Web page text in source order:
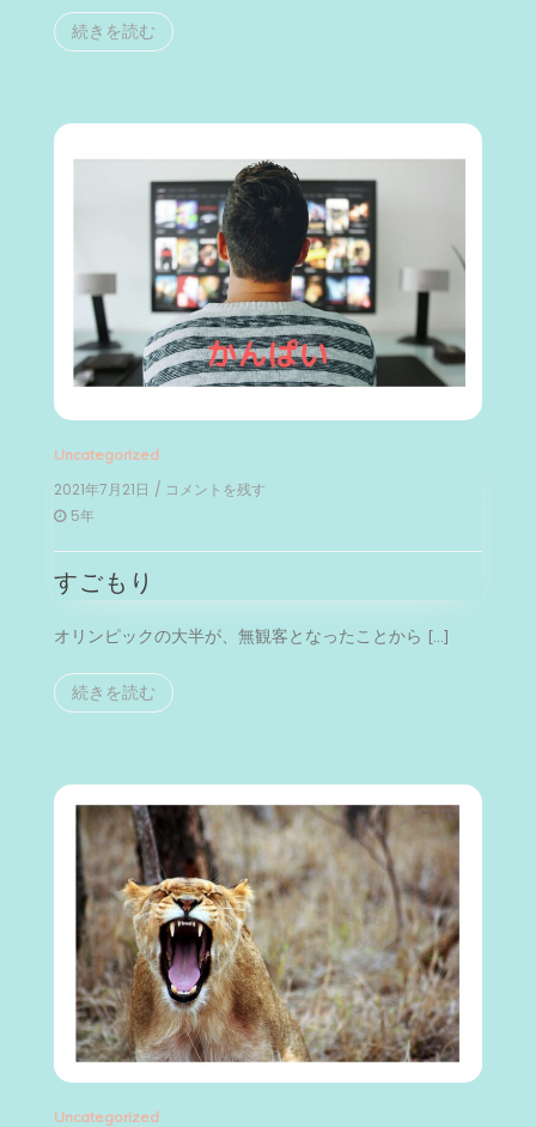
続きを読む
Uncategorized
2021年7月21日 / コメントを残す
も
5年
すごもり
オリンピックの大半が、無観客となったことから […]
続きを読む
Uncategorized